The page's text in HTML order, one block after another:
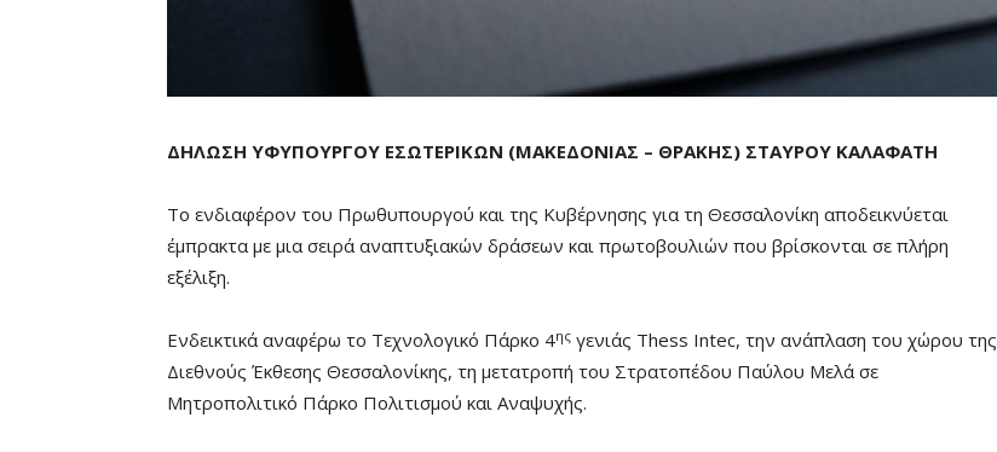
ΔΗΛΩΣΗ ΥΦΥΠΟΥΡΓΟΥ ΕΣΩΤΕΡΙΚΩΝ (ΜΑΚΕΔΟΝΙΑΣ – ΘΡΑΚΗΣ) ΣΤΑΥΡΟΥ ΚΑΛΑΦΑΤΗ
To ενδιαφέρον του Πρωθυπουργού και της Κυβέρνησης για τη Θεσσαλονίκη αποδεικνύεται
έμπρακτα με μια σειρά αναπτυξιακών δράσεων και πρωτοβουλιών που βρίσκονται σε πλήρη
εξέλιξη.
Ενδεικτικά αναφέρω το Τεχνολογικό Πάρκο 4ης γενιάς Thess Intec, την ανάπλαση του χώρου της
Διεθνούς Έκθεσης Θεσσαλονίκης, τη μετατροπή του Στρατοπέδου Παύλου Μελά σε
Μητροπολιτικό Πάρκο Πολιτισμού και Αναψυχής.